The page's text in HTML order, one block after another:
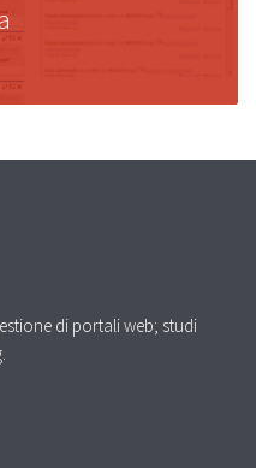
di portali web; studi